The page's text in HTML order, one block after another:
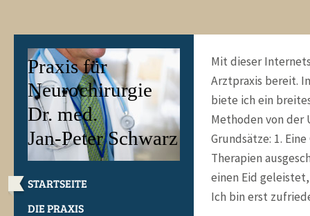
Praxis für
Neurochirurgie
Dr. med.
Jan-Peter Schwarz
STARTSEITE
DIE PRAXIS
Mit dieser
Arztpraxis bereit.
biete ich ein
Methoden von der
Grundsätze: 1.
Therapien
einen Eid
Ich bin erst